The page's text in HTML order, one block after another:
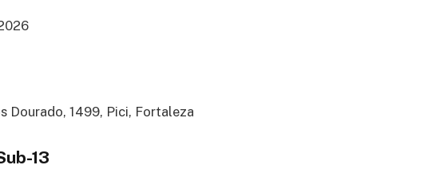
Dourado, 1499, Pici, Fortaleza
13